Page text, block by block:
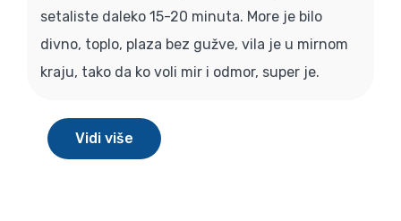
setaliste daleko 15-20 minuta. More je bilo
divno, toplo, plaza bez gužve, vila je u mirnom
kraju, tako da ko voli mir i odmor, super je.
Vidi više